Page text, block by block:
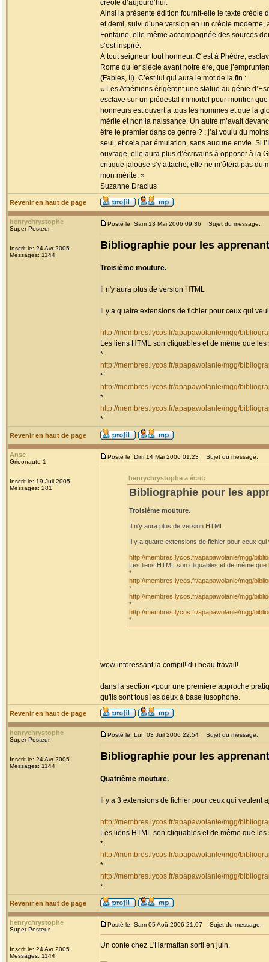
créole d’aujourd’hui.
Ainsi la présente édition fournit-elle le texte créole
et demi, suivi d’une version en un créole moderne,
Fontaine, elle-même accompagnée des sources
s’est inspiré.
À tout seigneur tout honneur. C’est à Phèdre,
Rome du Ier siècle avant notre ère, que
(Fables, II). C’est lui qui aura le mot de la fin :
« Les Athéniens érigèrent une statue au génie
esclave sur un piédestal immortel pour montrer
honneurs est ouvert à tous les hommes et que la
mérite et non la naissance. Un autre m’avait
être le premier dans ce genre ? ; j’ai voulu du moins
seul, et cela par émulation, sans aucune envie. Si
ouvrage, elle aura plus d’écrivains à opposer à la
critique jalouse s’y attache, elle ne m’ôtera pas du
mon mérite. »
Suzanne Dracius
Revenir en haut de page
henrychrystophe
Super Posteur
Inscrit le: 24 Avr 2005
Messages: 1144
Posté le: Sam 13 Mai 2006 09:36 Sujet du message:
Bibliographie pour les
Troisième mouture.
Il n'y aura plus de version HTML
Il y a quatre extensions de fichier pour ceux qui
http://membres.lycos.fr/apapawolanle/mgg/
Les liens HTML son cliquables et de même que les
*
http://membres.lycos.fr/apapawolanle/mgg/
*
http://membres.lycos.fr/apapawolanle/mgg/
*
http://membres.lycos.fr/apapawolanle/mgg/
*
Revenir en haut de page
Anse
Grioonaute 1
Inscrit le: 19 Juil 2005
Messages: 281
Posté le: Dim 14 Mai 2006 01:23 Sujet du message:
henrychrystophe a écrit:
Bibliographie pour les
Troisième mouture.
Il n'y aura plus de version HTML
Il y a quatre extensions de fichier pour ceux qui
http://membres.lycos.fr/apapawolanle/mgg/
Les liens HTML son cliquables et de même que
*
http://membres.lycos.fr/apapawolanle/mgg/
*
http://membres.lycos.fr/apapawolanle/mgg/
*
http://membres.lycos.fr/apapawolanle/mgg/
*
wow interessant la compil! du beau travail!
dans la section «pour une premiere approche
qu'ils sont tous les deux à base lusophone.
Revenir en haut de page
henrychrystophe
Super Posteur
Inscrit le: 24 Avr 2005
Messages: 1144
Posté le: Lun 03 Juil 2006 22:54 Sujet du message:
Bibliographie pour les
Quatrième mouture.
Il y a 3 extensions de fichier pour ceux qui
http://membres.lycos.fr/apapawolanle/mgg/
Les liens HTML son cliquables et de même que les
*
http://membres.lycos.fr/apapawolanle/mgg/
*
http://membres.lycos.fr/apapawolanle/mgg/
*
Revenir en haut de page
henrychrystophe
Super Posteur
Inscrit le: 24 Avr 2005
Messages: 1144
Posté le: Sam 05 Aoû 2006 21:07 Sujet du message:
Un conte chez L'Harmattan sorti en juin.